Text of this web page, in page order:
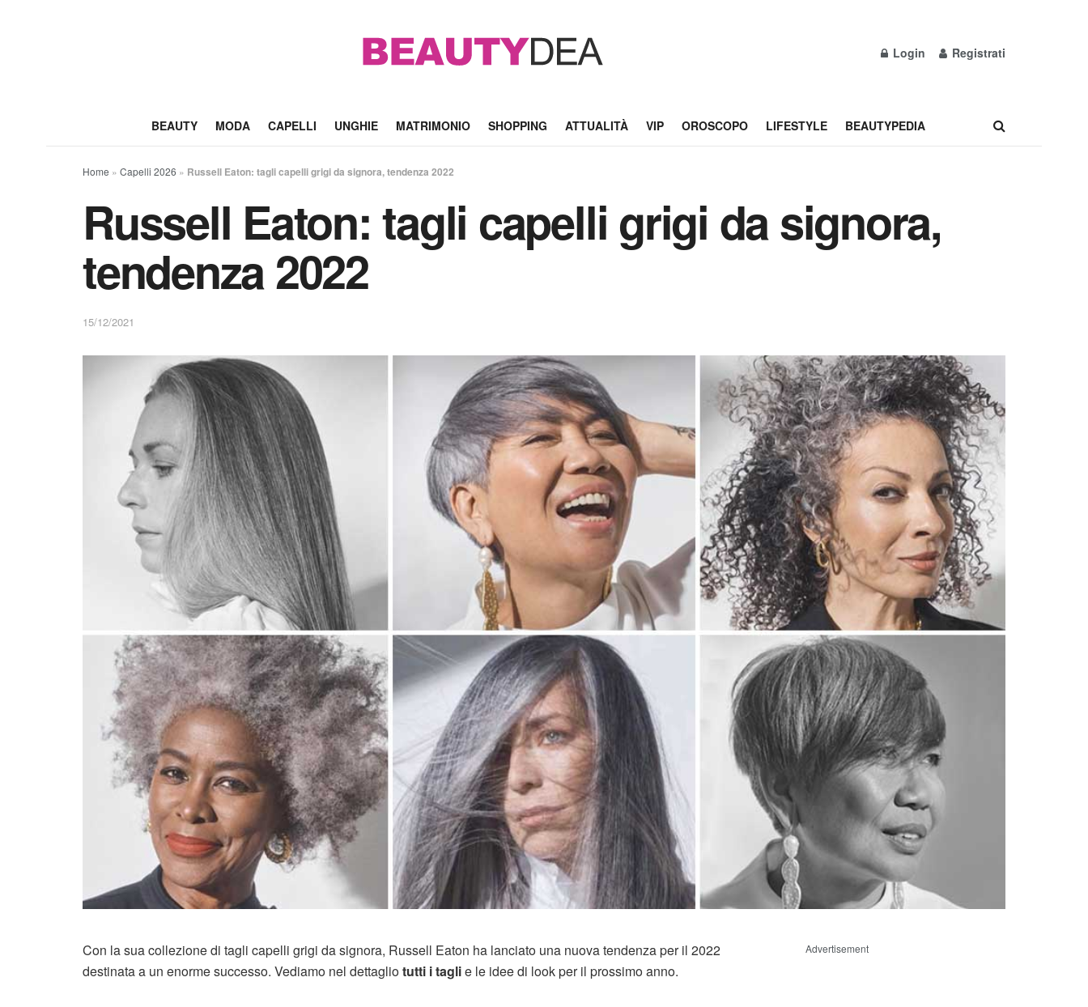
Login Registrati
BEAUTY MODA CAPELLI UNGHIE MATRIMONIO SHOPPING ATTUALITÀ VIP OROSCOPO LIFESTYLE BEAUTYPEDIA
Home » Capelli 2026 » Russell Eaton: tagli capelli grigi da signora, tendenza 2022
Russell Eaton: tagli capelli grigi da signora,
tendenza 2022
15/12/2021
Con la sua collezione di tagli capelli grigi da signora, Russell Eaton ha lanciato una nuova tendenza per il 2022
destinata a un enorme successo. Vediamo nel dettagliotutti i taglie le idee di look per il prossimo anno.
Advertisement